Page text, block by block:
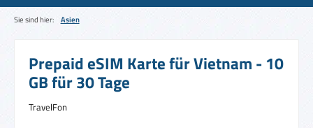
Sie sind hier: Asien
Prepaid eSIM Karte für Vietnam - 10
GB für 30 Tage
TravelFon